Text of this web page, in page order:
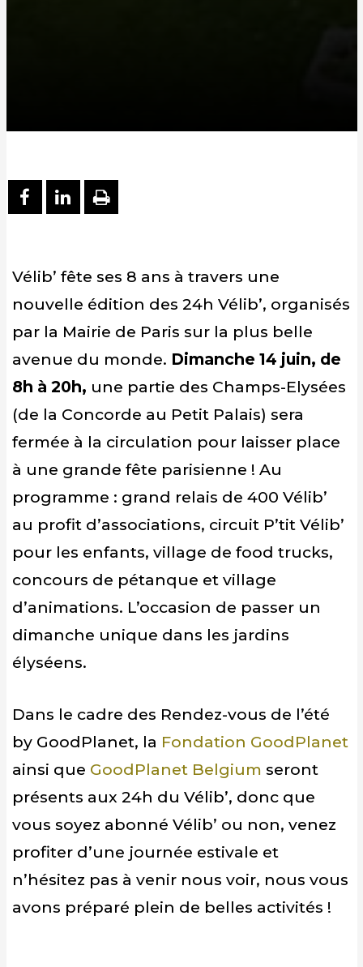
PARTAGER SUR FACEBOOK
PARTAGER SUR LINKEDIN
IMPRIMER
Vélib’ fête ses 8 ans à travers une
nouvelle édition des 24h Vélib’, organisés
par la Mairie de Paris sur la plus belle
avenue du monde. Dimanche 14 juin, de
8h à 20h, une partie des Champs-Elysées
(de la Concorde au Petit Palais) sera
fermée à la circulation pour laisser place
à une grande fête parisienne ! Au
programme : grand relais de 400 Vélib’
au profit d’associations, circuit P’tit Vélib’
pour les enfants, village de food trucks,
concours de pétanque et village
d’animations. L’occasion de passer un
dimanche unique dans les jardins
élyséens.
Dans le cadre des Rendez-vous de l’été
by GoodPlanet, la Fondation GoodPlanet
ainsi que GoodPlanet Belgium seront
présents aux 24h du Vélib’, donc que
vous soyez abonné Vélib’ ou non, venez
profiter d’une journée estivale et
n’hésitez pas à venir nous voir, nous vous
avons préparé plein de belles activités !